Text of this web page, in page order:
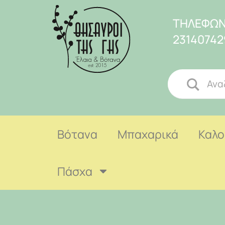
Βότανα Μπαχαρικά
Πάσχα